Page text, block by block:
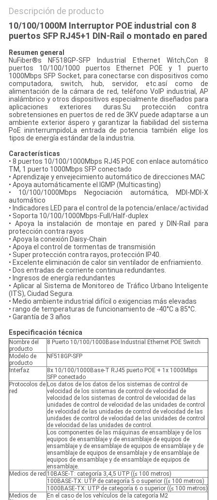
Descripción de producto
10/100/1000M Interruptor POE industrial con 8
puertos SFP RJ45+1 DIN-Rail o montado en pared
Resumen general
NuFiber®s NF518GP-SFP Industrial Ethernet Witch,Con 8
puertos 10/100/1000 puertos Ethernet POE y 1 puerto
1000Mbps SFP Socket, para conectarse con dispositivos como
computadora, switch, hub, servidor, etc.así como de
alimentación de la cámara de red, teléfono VoIP industrial, AP
inalámbrico y otros dispositivos especialmente diseñados para
aplicaciones exteriores duras.Su protección contra
sobretensiones en puertos de red de 3KV puede adaptarse a un
ambiente exterior áspero y garantizar la fiabilidad del sistema
PoE ininterrumpidoLa entrada de potencia también elige los
tipos de energía estándar de la industria.
Características
• 8 puertos 10/100/1000Mbps RJ45 POE con enlace automático
TM, 1 puerto 1000Mbps SFP conectado
• Aprendizaje y envejecimiento automático de direcciones MAC
• Apoya automáticamente el IGMP (Multicasting)
• 10/100/1000Mbps Negociación automática, MDI-MDI-X
automático
• Indicadores LED para el control de la potencia/enlace/actividad
• Soporta 10/100/1000Mbps-Full/Half-duplex
• Apoya la instalación de montaje en pared y DIN-Rail para
protección contra rayos
• Apoya la conexión Daisy-Chain
• Apoya el control de tormentas de transmisión
• Super protección contra rayos, protección IP40.
• Excelente eliminación de calor sin ventilador de enfriamiento.
• Dos entradas de corriente continua redundantes.
• Ingresos de energía redundantes
• Aplicar al Sistema de Monitoreo de Tráfico Urbano Inteligente
(ITS), Ciudad Segura.
• Medio ambiente industrial difícil o exigencias más elevadas
• rango de temperaturas de funcionamiento de -40°C a 85°C.
• Garantía de 3 años
Especificación técnica
Nombre del
producto
8 Puerto 10/100/1000Base Industrial Ethernet POE Switch
Modelo de
producto
NF518GP-SFP
Interfaz
8x 10/100/1000Base-T RJ45 puerto POE + 1x 1000Mbps
SFP conectado
Protocolos de
red
Los datos de los datos de los sistemas de control de
velocidad de los sistemas de control de velocidad de
velocidad de los sistemas de control de velocidad de las
unidades de control de velocidad de las unidades de control
de velocidad de las unidades de control de velocidad de las
unidades de control de velocidad de las unidades de control
de velocidad de las unidades de control.
Los componentes de las máquinas de ensamblaje y de los
equipos de ensamblaje y de ensamblaje de equipos de
ensamblaje y de ensamblaje de equipos de ensamblaje y de
ensamblaje de equipos de ensamblaje y de ensamblaje de
equipos de ensamblaje y de ensamblaje de equipos de
ensamblaje.
Medios de red 10BASE-T: categoría 3,4,5 UTP ((≤ 100 metros)
100BASE-TX: UTP de categoría 5 o superior ((≤ 100 metros)
1000BASE-TX: UTP de categoría 6 o superior ((≤ 100 metros)
Medios de
En el caso de los vehículos de la categoría M2